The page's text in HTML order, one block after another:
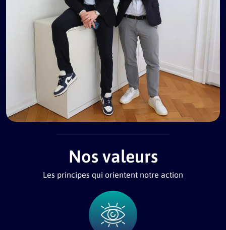
Nos valeurs
Les principes qui orientent notre action